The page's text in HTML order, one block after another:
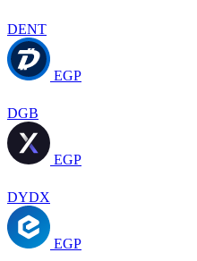
DENT
EGP
DGB
EGP
DYDX
EGP